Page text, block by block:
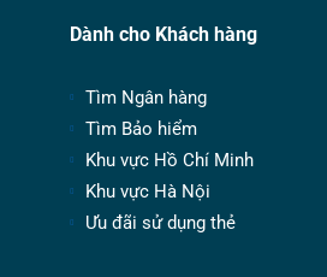
Dành cho Khách hàng
Tìm Ngân hàng
Tìm Bảo hiểm
Khu vực Hồ Chí Minh
Khu vực Hà Nội
Ưu đãi sử dụng thẻ